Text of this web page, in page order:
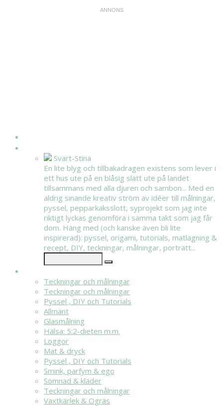
Svart-Stina
En lite blyg och tillbakadragen existens som lever i
ett hus ute på en blåsig slätt ute på landet
tillsammans med alla djuren och sambon... Med en
aldrig sinande kreativ ström av idéer till målningar,
pyssel, pepparkaksslott, syprojekt som jag inte
riktigt lyckas genomföra i samma takt som jag får
dom. Häng med (och kanske även bli lite
inspirerad): pyssel, origami, tutorials, matlagning &
recept, DIY, teckningar, målningar, porträtt...
Teckningar och målningar
Teckningar och målningar
Pyssel , DIY och Tutorials
Allmänt
Glasmålning
Hälsa: 5:2-dieten m.m.
Loggor
Mat & dryck
Pyssel , DIY och Tutorials
Smink, parfym & ego
Sömnad & kläder
Teckningar och målningar
Växtkärlek & Ogräs